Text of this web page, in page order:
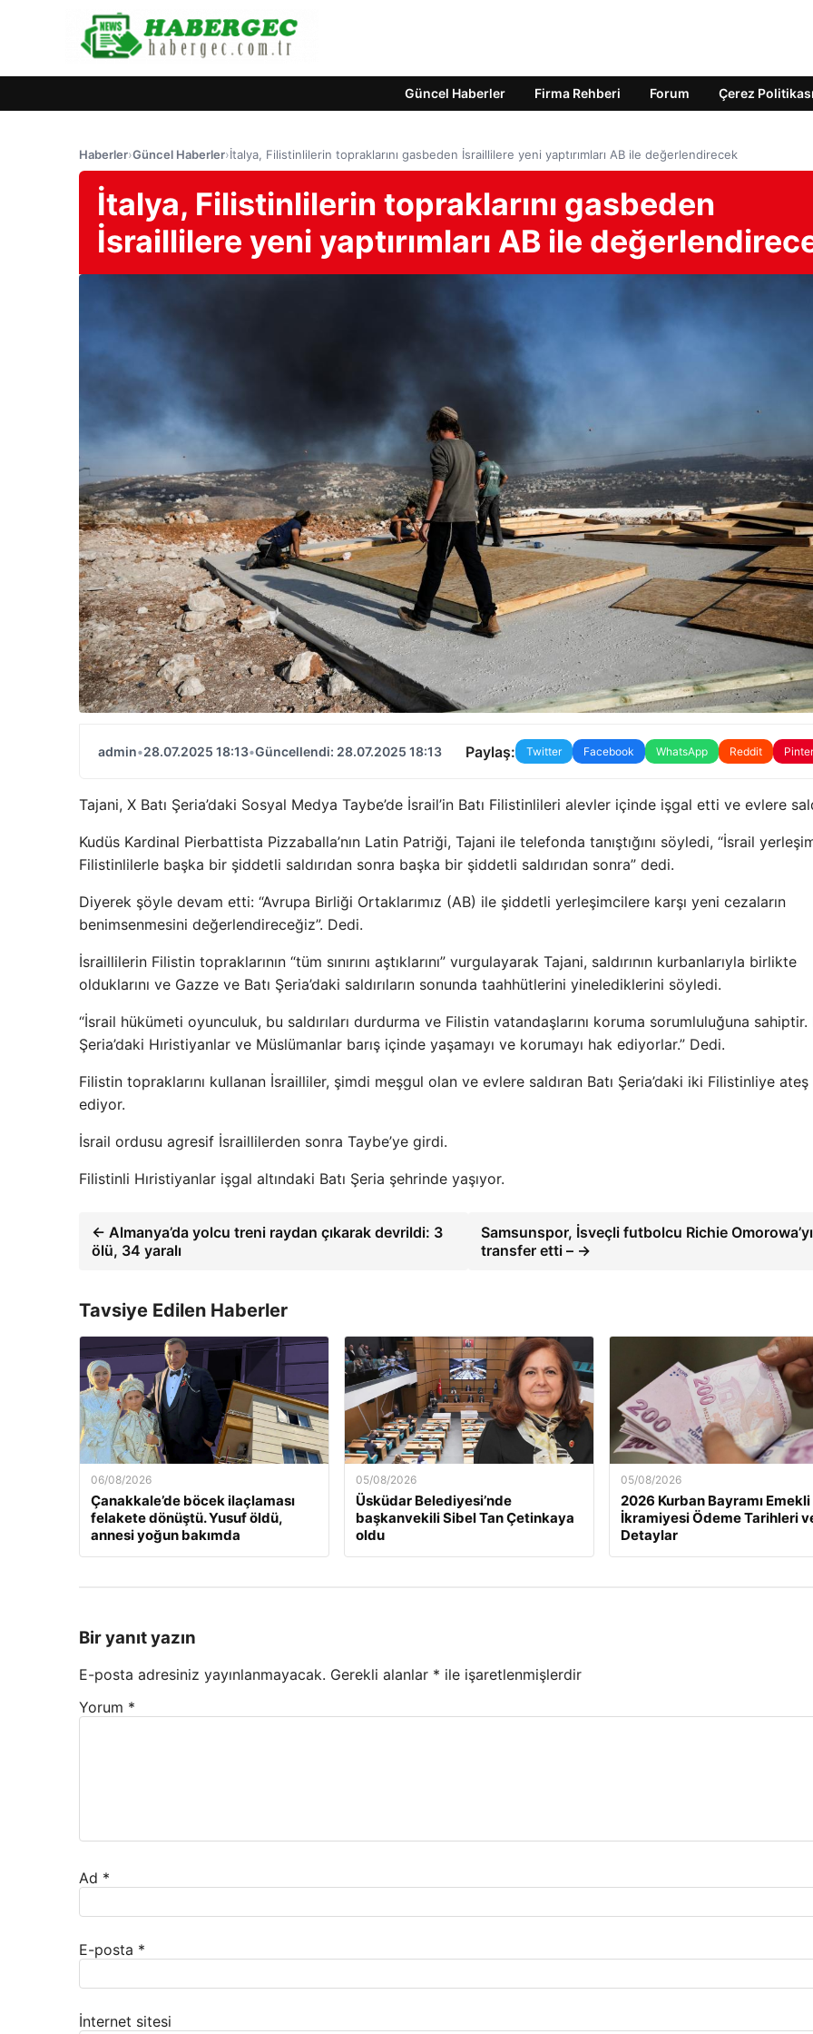
Güncel Haberler Firma Rehberi Forum Çerez Politikası
Haberler›Güncel Haberler›İtalya, Filistinlilerin topraklarını gasbeden İsraillilere yeni yaptırımları AB ile değerlendirecek
İtalya, Filistinlilerin topraklarını gasbeden
İsraillilere yeni yaptırımları AB ile
admin•28.07.2025 18:13•Güncellendi: 28.07.2025 18:13 Paylaş: Twitter Facebook WhatsApp Reddit
Tajani, X Batı Şeria’daki Sosyal Medya Taybe’de İsrail’in Batı Filistinlileri alevler içinde işgal etti ve evlere
Kudüs Kardinal Pierbattista Pizzaballa’nın Latin Patriği, Tajani ile telefonda tanıştığını söyledi, “İsrail
Filistinlilerle başka bir şiddetli saldırıdan sonra başka bir şiddetli saldırıdan sonra” dedi.
Diyerek şöyle devam etti: “Avrupa Birliği Ortaklarımız (AB) ile şiddetli yerleşimcilere karşı yeni cezaların
benimsenmesini değerlendireceğiz”. Dedi.
İsraillilerin Filistin topraklarının “tüm sınırını aştıklarını” vurgulayarak Tajani, saldırının kurbanlarıyla birlikte
olduklarını ve Gazze ve Batı Şeria’daki saldırıların sonunda taahhütlerini yinelediklerini söyledi.
“İsrail hükümeti oyunculuk, bu saldırıları durdurma ve Filistin vatandaşlarını koruma sorumluluğuna sahiptir.
Şeria’daki Hıristiyanlar ve Müslümanlar barış içinde yaşamayı ve korumayı hak ediyorlar.” Dedi.
Filistin topraklarını kullanan İsrailliler, şimdi meşgul olan ve evlere saldıran Batı Şeria’daki iki Filistinliye ateş
ediyor.
İsrail ordusu agresif İsraillilerden sonra Taybe’ye girdi.
Filistinli Hıristiyanlar işgal altındaki Batı Şeria şehrinde yaşıyor.
← Almanya’da yolcu treni raydan çıkarak devrildi: 3
ölü, 34 yaralı
Samsunspor, İsveçli futbolcu Richie Omorowa’yı
transfer etti – →
Tavsiye Edilen Haberler
06/08/2026
Çanakkale’de böcek ilaçlaması
felakete dönüştü. Yusuf öldü,
annesi yoğun bakımda
05/08/2026
Üsküdar Belediyesi’nde
başkanvekili Sibel Tan Çetinkaya
oldu
05/08/2026
2026 Kurban Bayramı Emekli
İkramiyesi Ödeme Tarihleri
Detaylar
Bir yanıt yazın
E-posta adresiniz yayınlanmayacak. Gerekli alanlar * ile işaretlenmişlerdir
Yorum *
Ad *
E-posta *
İnternet sitesi